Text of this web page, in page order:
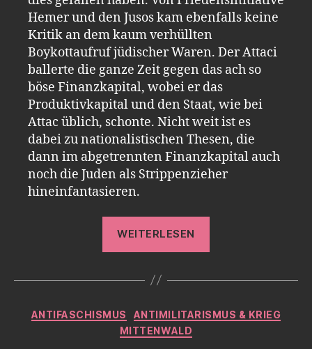
Hemer und den Jusos kam ebenfalls keine
Kritik an dem kaum verhüllten
Boykottaufruf jüdischer Waren. Der Attaci
ballerte die ganze Zeit gegen das ach so
böse Finanzkapital, wobei er das
Produktivkapital und den Staat, wie bei
Attac üblich, schonte. Nicht weit ist es
dabei zu nationalistischen Thesen, die
dann im abgetrennten Finanzkapital auch
noch die Juden als Strippenzieher
hineinfantasieren.
WEITERLESEN
Hand
Hand“
Kategorien
ANTIFASCHISMUS
ANTIMILITARISMUS & KRIEG
MITTENWALD